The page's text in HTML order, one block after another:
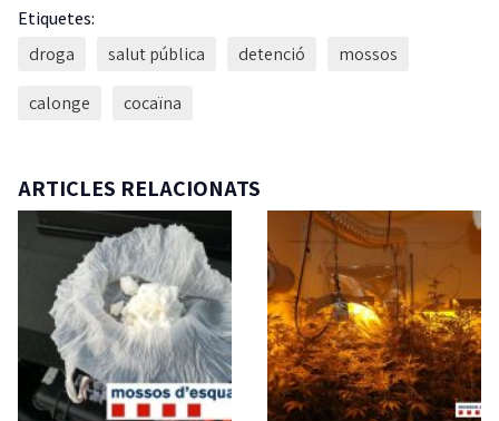
Etiquetes:
droga
salut pública detenció mossos
calonge cocaïna
ARTICLES RELACIONATS